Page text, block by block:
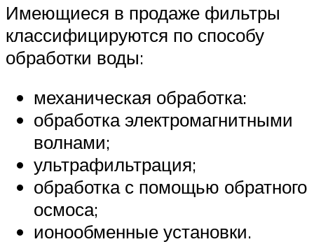
Имеющиеся в продаже фильтры
классифицируются по способу
обработки воды:
механическая обработка:
обработка электромагнитными
волнами;
ультрафильтрация;
обработка с помощью обратного
осмоса;
ионообменные установки.